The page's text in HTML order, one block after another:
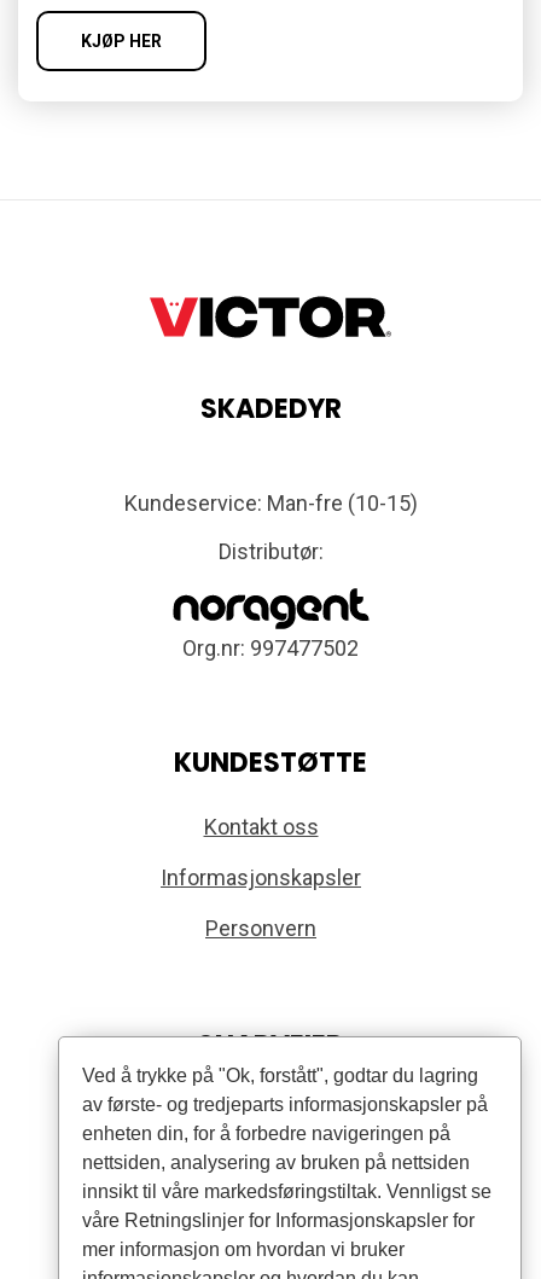
KJØP HER
SKADEDYR
Kundeservice: Man-fre (10-15)
Distributør:
Org.nr: 997477502
KUNDESTØTTE
Kontakt oss
Informasjonskapsler
Personvern
SNARVEIER
Produkter
Forhandlere
Artikler
Ved å trykke på "Ok, forstått", godtar du lagring
av første- og tredjeparts informasjonskapsler på
enheten din, for å forbedre navigeringen på
nettsiden, analysering av bruken på nettsiden
innsikt til våre markedsføringstiltak. Vennligst se
våre Retningslinjer for Informasjonskapsler for
mer informasjon om hvordan vi bruker